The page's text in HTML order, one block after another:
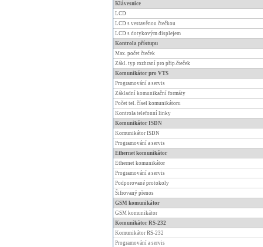
Klávesnice
LCD
LCD s vestavěnou čtečkou
LCD s dotykovým displejem
Kontrola přístupu
Max. počet čteček
Zákl. typ rozhraní pro přip.čteček
Komunikátor pro VTS
Programování a servis
Základní komunikační formáty
Počet tel. čísel komunikátoru
Kontrola telefonní linky
Komunikátor ISDN
Komunikátor ISDN
Programování a servis
Ethernet komunikátor
Ethernet komunikátor
Programování a servis
Podporované protokoly
Šifrovaný přenos
GSM komunikátor
GSM komunikátor
Komunikátor RS-232
Komunikátor RS-232
Programování a servis